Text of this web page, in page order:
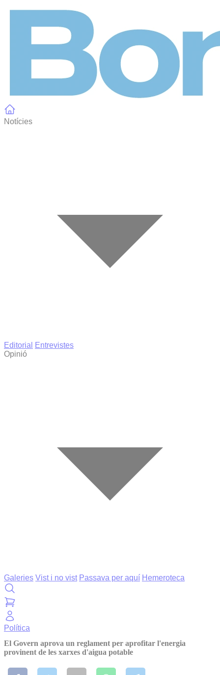
Notícies
Editorial
Entrevistes
Opinió
Galeries Vist i no vist Passava per aquí Hemeroteca
Política
El Govern aprova un reglament per aprofitar l'energia
provinent de les xarxes d'aigua potable